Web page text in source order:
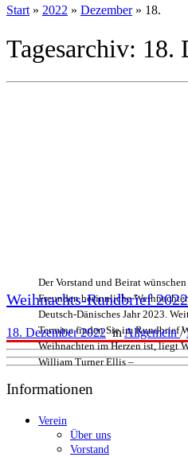
Start » 2022 » Dezember » 18.
Tagesarchiv: 18.
Der Vorstand und Beirat
Freunden besinnliche
Deutsch-Dänisches Jahr 2023.
Termine finden Sie im Rundbrief
Weihnachten im Herzen ist, liegt
William Turner Ellis –
Weihnachts-Rundbrief 2022
18. Dezember 2022inAllgemein/
Informationen
Verein
Über uns
Vorstand